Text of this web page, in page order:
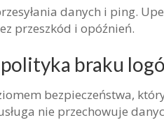
danych i ping.
przeszkód i opóźnień.
braku
bezpieczeństwa,
nie przechowuje